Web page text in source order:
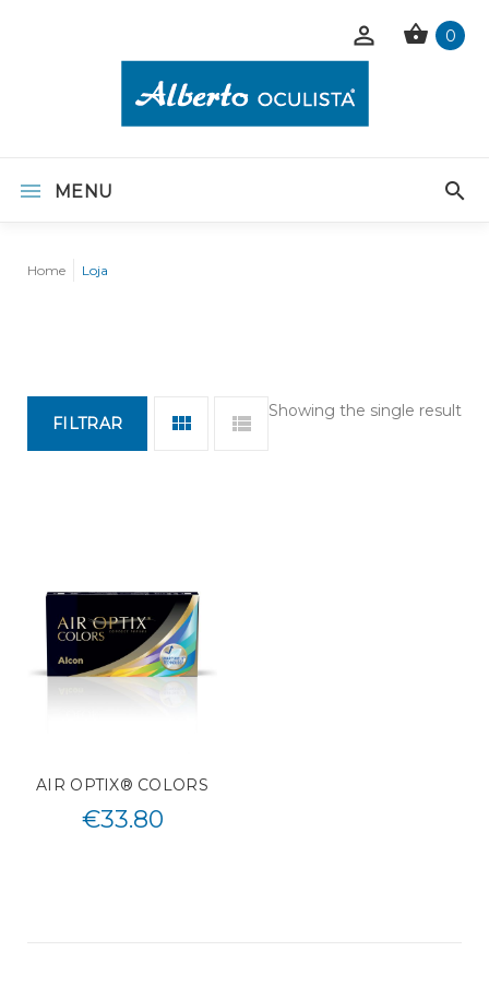
0
MENU
Home Loja
Showing the single result
FILTRAR
AIR OPTIX® COLORS
€33.80